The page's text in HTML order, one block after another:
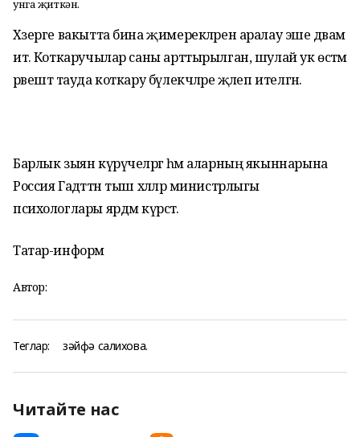
унга җиткән.
Хәзерге вакытта бина җимерекләрен аралау эше дәвам
итә. Коткаручылар саны арттырылган, шулай ук өстәмә
рәвештә тауда коткару бүлекчәләре җәлеп ителгән.
Барлык зыян күрүчеләргә һәм аларның якыннарына
Россия Гадәттән тыш хәлләр министрлыгы
психологлары ярдәм күрсәтә.
Татар-информ
Автор:
Теглар: зәйфә салихова.
Читайте нас